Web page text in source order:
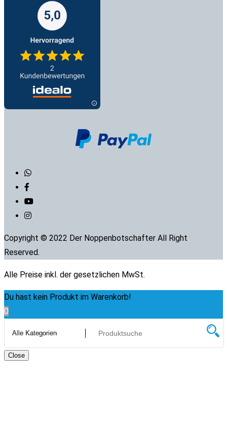
Copyright © 2022 Der Noppenbotschafter All Right
Reserved.
Alle Preise inkl. der gesetzlichen MwSt.
Du hast kein Produkt im Warenkorb!
0
Close